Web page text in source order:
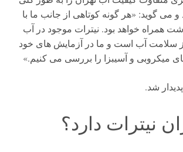
می گوید: «هر گونه کوتاهی از جانب ما با
همراه خواهد بود. نیترات موجود در آب
سلامت آب است و ما در آزمایش های خود
میکروبی و آسیبزا را بررسی می کنیم.»
شد.
نیترات دارد؟